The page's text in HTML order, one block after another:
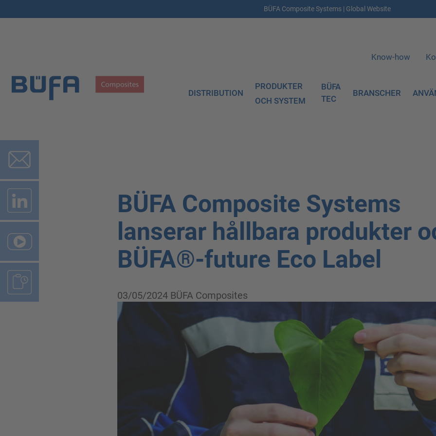
BÜFA Composite Systems | Global Website
Know-how
DISTRIBUTION
PRODUKTER
OCH SYSTEM
BÜFA
TEC
BRANSCHER
BÜFA Composite Systems
lanserar hållbara produkter
BÜFA®-future Eco Label
03/05/2024 BÜFA Composites